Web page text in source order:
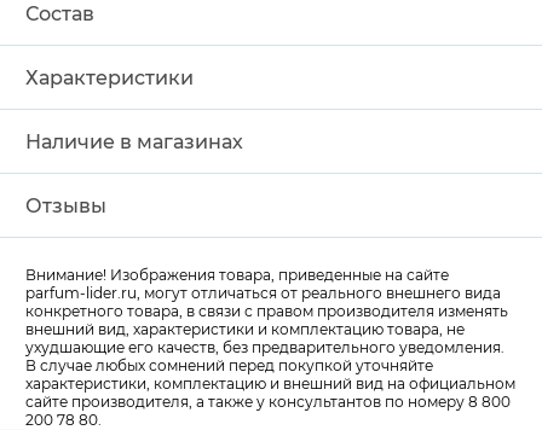
Состав
Характеристики
Наличие в магазинах
Отзывы
Внимание! Изображения товара, приведенные на сайте
parfum-lider.ru, могут отличаться от реального внешнего вида
конкретного товара, в связи с правом производителя изменять
внешний вид, характеристики и комплектацию товара, не
ухудшающие его качеств, без предварительного уведомления.
В случае любых сомнений перед покупкой уточняйте
характеристики, комплектацию и внешний вид на официальном
сайте производителя, а также у консультантов по номеру 8 800
200 78 80.